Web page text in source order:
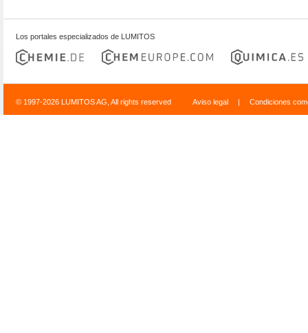
Los portales especializados de LUMITOS
© 1997-2026 LUMITOS AG, All rights reserved Aviso legal | Condiciones